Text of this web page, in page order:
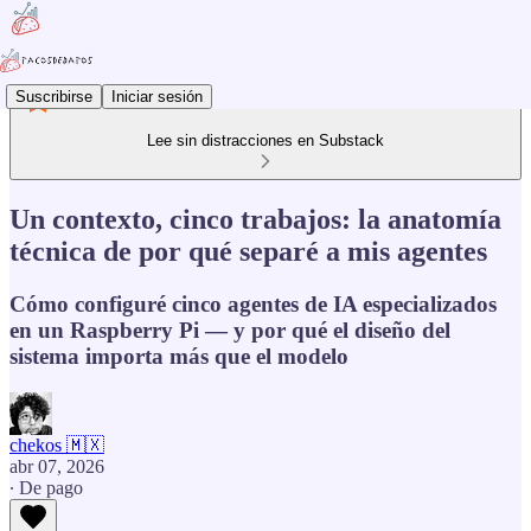
Suscribirse Iniciar sesión
Lee sin distracciones en Substack
Un contexto, cinco trabajos: la anatomía
técnica de por qué separé a mis agentes
Cómo configuré cinco agentes de IA especializados
en un Raspberry Pi — y por qué el diseño del
sistema importa más que el modelo
chekos 🇲🇽
abr 07, 2026
∙ De pago